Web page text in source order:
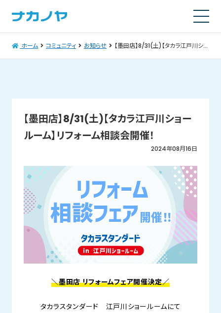
ホーム コミュニティ お知らせ 【墨田店】8/31(土)【タカラ江戸川ショールーム】リフォーム相談会開催！
【墨田店】8/31(土)【タカラ江戸川ショー
ルーム】リフォーム相談会開催！
2024年08月16日
＼墨田店 リフォームフェア開催決定／
タカラスタンダード 江戸川ショールームにて